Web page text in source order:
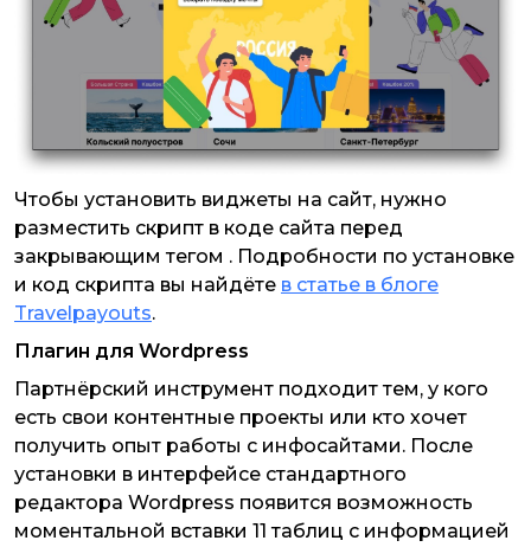
Чтобы установить виджеты на сайт, нужно
разместить скрипт в коде сайта перед
закрывающим тегом . Подробности по установке
и код скрипта вы найдёте в статье в блоге
Travelpayouts.
Плагин для Wordpress
Партнёрский инструмент подходит тем, у кого
есть свои контентные проекты или кто хочет
получить опыт работы с инфосайтами. После
установки в интерфейсе стандартного
редактора Wordpress появится возможность
моментальной вставки 11 таблиц с информацией